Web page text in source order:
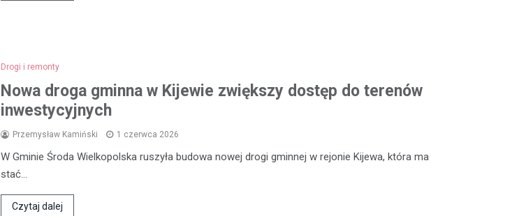
Drogi i remonty
Nowa droga gminna w Kijewie zwiększy dostęp do terenów
inwestycyjnych
Przemysław Kamiński 1 czerwca 2026
W Gminie Środa Wielkopolska ruszyła budowa nowej drogi gminnej w rejonie Kijewa, która ma
stać…
Czytaj dalej